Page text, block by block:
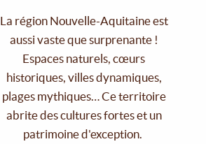
La région Nouvelle-Aquitaine est
aussi vaste que surprenante !
Espaces naturels, cœurs
historiques, villes dynamiques,
plages mythiques… Ce territoire
abrite des cultures fortes et un
patrimoine d'exception.